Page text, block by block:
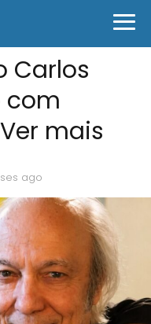
Carlos
com
mais
ago